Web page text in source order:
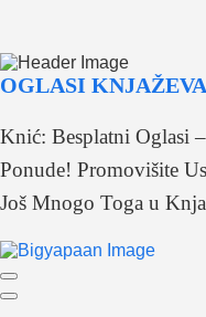
OGLASI
Knić: Besplatni Oglasi
Ponude! Promovišite
Još Mnogo Toga u